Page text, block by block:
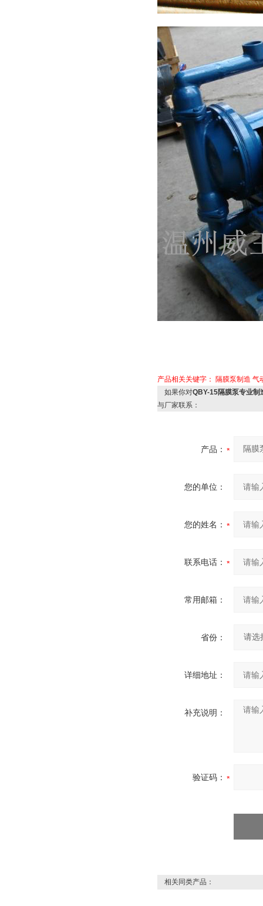
产品相关关键字： 隔膜泵制造 气
如果你对QBY-15隔膜泵专业制
与厂家联系：
产品：
您的单位：
您的姓名：
联系电话：
常用邮箱：
省份：
详细地址：
补充说明：
验证码：
相关同类产品：